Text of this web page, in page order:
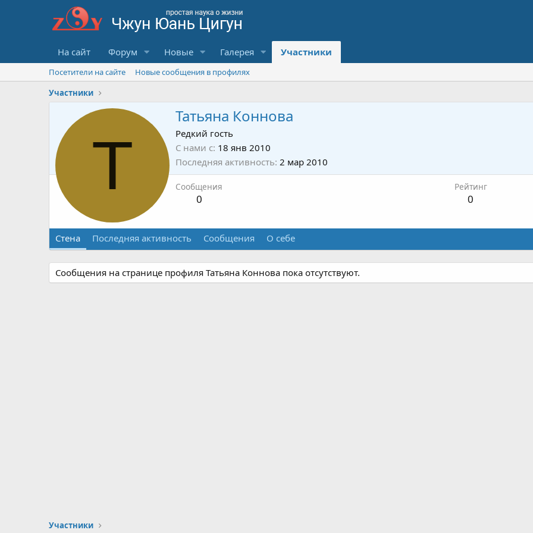
На сайт Форум Новые Галерея Участники
Посетители на сайте
Новые сообщения в профилях
Участники
Т
Татьяна Коннова
Редкий гость
С нами с 18 янв 2010
Последняя активность 2 мар 2010
Сообщения
0
Рейтинг
0
Стена Последняя активность Сообщения О себе
Сообщения на странице профиля Татьяна Коннова пока отсутствуют.
Участники